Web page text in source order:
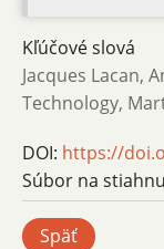
Kľúčové slová
Jacques Lacan,
Technology,
DOI: https://
Súbor na
Späť